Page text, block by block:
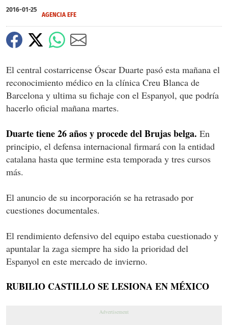
2016-01-25
AGENCIA EFE
El central costarricense Óscar Duarte pasó esta mañana el
reconocimiento médico en la clínica Creu Blanca de
Barcelona y ultima su fichaje con el Espanyol, que podría
hacerlo oficial mañana martes.
Duarte tiene 26 años y procede del Brujas belga. En
principio, el defensa internacional firmará con la entidad
catalana hasta que termine esta temporada y tres cursos
más.
El anuncio de su incorporación se ha retrasado por
cuestiones documentales.
El rendimiento defensivo del equipo estaba cuestionado y
apuntalar la zaga siempre ha sido la prioridad del
Espanyol en este mercado de invierno.
RUBILIO CASTILLO SE LESIONA EN MÉXICO